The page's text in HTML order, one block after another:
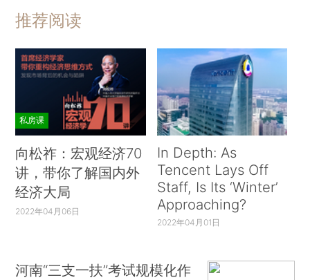
推荐阅读
私房课
向松祚：宏观经济70
讲，带你了解国内外
经济大局
2022年04月06日
In Depth: As
Tencent Lays Off
Staff, Is Its ‘Winter’
Approaching?
2022年04月01日
河南“三支一扶”考试规模化作